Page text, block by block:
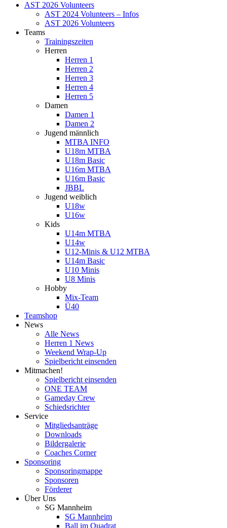
AST 2026 Volunteers
AST 2024 Volunteers – Infos
AST 2026 Volunteers
Teams
Trainingszeiten
Herren
Herren 1
Herren 2
Herren 3
Herren 4
Herren 5
Damen
Damen 1
Damen 2
Jugend männlich
MTBA INFO
U18m MTBA
U18m Basic
U16m MTBA
U16m Basic
JBBL
Jugend weiblich
U18w
U16w
Kids
U14m MTBA
U14w
U12-Minis & U12 MTBA
U14m Basic
U10 Minis
U8 Minis
Hobby
Mix-Team
Ü40
Teamshop
News
Alle News
Herren 1 News
Weekend Wrap-Up
Spielbericht einsenden
Mitmachen!
Spielbericht einsenden
ONE TEAM
Gameday Crew
Schiedsrichter
Service
Mitgliedsanträge
Downloads
Bildergalerie
Coaches Corner
Sponsoring
Sponsoringmappe
Sponsoren
Förderer
Über Uns
SG Mannheim
SG Mannheim
Ball im Quadrat